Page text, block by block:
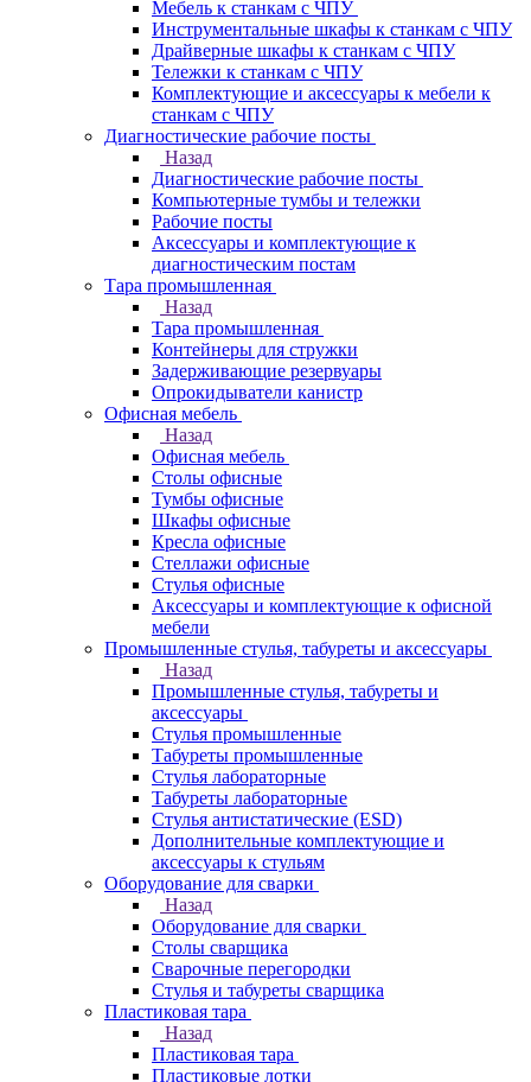
Мебель к станкам с ЧПУ
Инструментальные шкафы к станкам с ЧПУ
Драйверные шкафы к станкам с ЧПУ
Тележки к станкам с ЧПУ
Комплектующие и аксессуары к мебели к
станкам с ЧПУ
Диагностические рабочие посты
Назад
Диагностические рабочие посты
Компьютерные тумбы и тележки
Рабочие посты
Аксессуары и комплектующие к
диагностическим постам
Тара промышленная
Назад
Тара промышленная
Контейнеры для стружки
Задерживающие резервуары
Опрокидыватели канистр
Офисная мебель
Назад
Офисная мебель
Столы офисные
Тумбы офисные
Шкафы офисные
Кресла офисные
Стеллажи офисные
Стулья офисные
Аксессуары и комплектующие к офисной
мебели
Промышленные стулья, табуреты и аксессуары
Назад
Промышленные стулья, табуреты и
аксессуары
Стулья промышленные
Табуреты промышленные
Стулья лабораторные
Табуреты лабораторные
Стулья антистатические (ESD)
Дополнительные комплектующие и
аксессуары к стульям
Оборудование для сварки
Назад
Оборудование для сварки
Столы сварщика
Сварочные перегородки
Стулья и табуреты сварщика
Пластиковая тара
Назад
Пластиковая тара
Пластиковые лотки